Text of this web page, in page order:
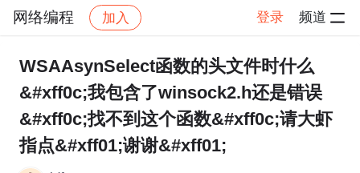
网络编程 加入 登录 频道
社区 网络编程 帖子详情
WSAAsynSelect函数的头文件时什么
&#xff0c;我包含了winsock2.h还是错误
&#xff0c;找不到这个函数&#xff0c;请大虾
指点&#xff01;谢谢&#xff01;